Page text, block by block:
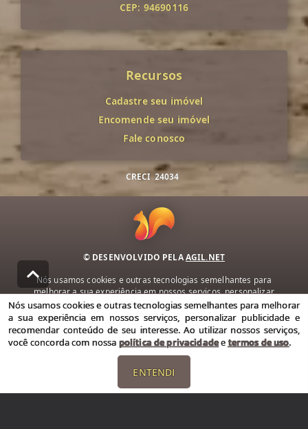
CEP: 94690116
Recursos
Cadastre seu imóvel
Encomende seu imóvel
Fale conosco
CRECI 24034
© DESENVOLVIDO PELAAGIL.NET
Nós usamos cookies e outras tecnologias semelhantes para
melhorar a sua experiência em nossos serviços, personalizar
publicidade e recomendar conteúdo de seu interesse. Ao utilizar
nossos serviços, você concorda com nossa política de privacidade e
termos de uso.
Política de Privacidade Termos de uso
Nós usamos cookies e outras tecnologias semelhantes para melhorar
a sua experiência em nossos serviços, personalizar publicidade e
recomendar conteúdo de seu interesse. Ao utilizar nossos serviços,
você concorda com nossa política de privacidadeetermos de uso.
ENTENDI